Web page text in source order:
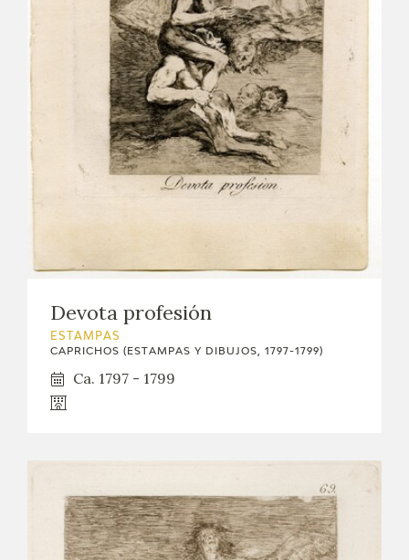
Devota profesión
ESTAMPAS
CAPRICHOS (ESTAMPAS Y DIBUJOS, 1797-1799)
Ca. 1797 - 1799